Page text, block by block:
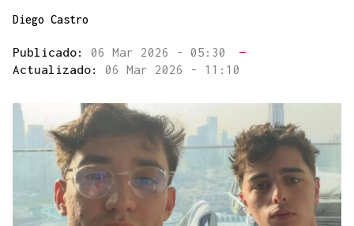
Diego Castro
Publicado: 06 Mar 2026 - 05:30
—
Actualizado: 06 Mar 2026 - 11:10